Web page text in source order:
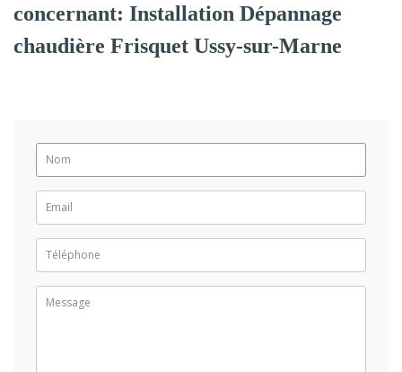
concernant: Installation Dépannage
chaudière Frisquet Ussy-sur-Marne